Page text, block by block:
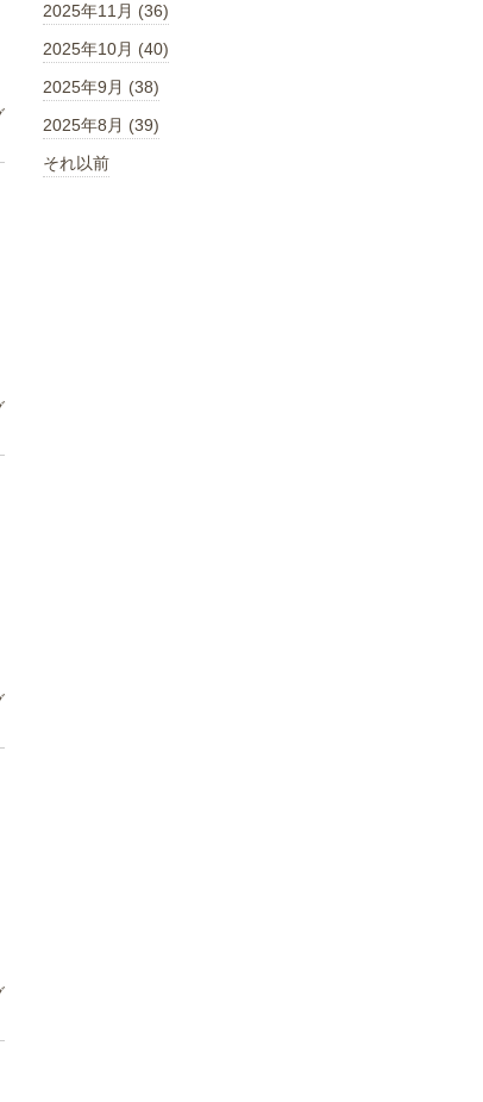
2025年11月 (36)
2025年10月 (40)
2025年9月 (38)
2025年8月 (39)
それ以前